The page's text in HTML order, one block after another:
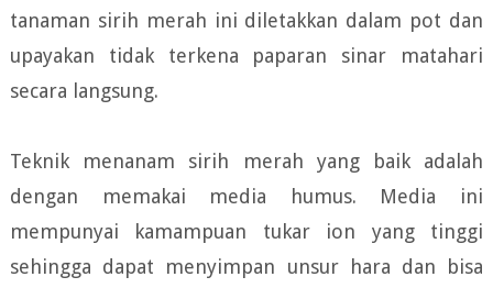
tanaman sirih merah ini diletakkan dalam pot dan
upayakan tidak terkena paparan sinar matahari
secara langsung.
Teknik menanam sirih merah yang baik adalah
dengan memakai media humus. Media ini
mempunyai kamampuan tukar ion yang tinggi
sehingga dapat menyimpan unsur hara dan bisa